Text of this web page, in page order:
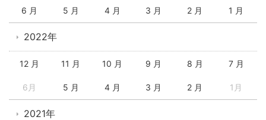
6 月 5 月 4 月 3 月 2 月 1 月
2022年
12 月 11 月 10 月 9 月 8 月 7 月
6月 5 月 4 月 3 月 2 月 1月
2021年